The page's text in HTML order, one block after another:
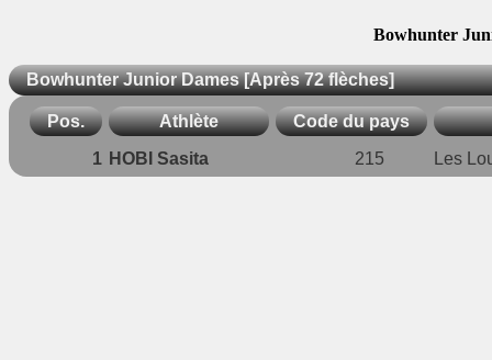
Bowhunter
Bowhunter Junior Dames [Après 72 flèches]
Pos. Athlète Code du pays
1 HOBI Sasita 215 Les